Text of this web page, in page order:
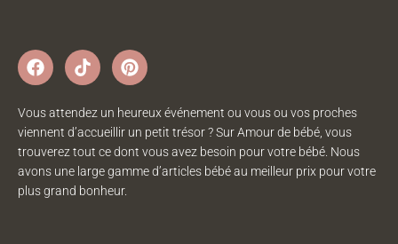
Vous attendez un heureux événement ou vous ou vos proches
viennent d’accueillir un petit trésor ? Sur Amour de bébé, vous
trouverez tout ce dont vous avez besoin pour votre bébé. Nous
avons une large gamme d’articles bébé au meilleur prix pour votre
plus grand bonheur.